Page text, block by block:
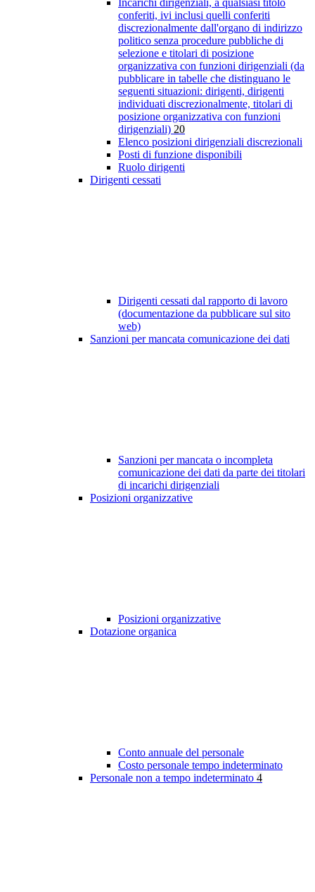
Incarichi dirigenziali, a qualsiasi titolo
conferiti, ivi inclusi quelli conferiti
discrezionalmente dall'organo di indirizzo
politico senza procedure pubbliche di
selezione e titolari di posizione
organizzativa con funzioni dirigenziali (da
pubblicare in tabelle che distinguano le
seguenti situazioni: dirigenti, dirigenti
individuati discrezionalmente, titolari di
posizione organizzativa con funzioni
dirigenziali) 20
Elenco posizioni dirigenziali discrezionali
Posti di funzione disponibili
Ruolo dirigenti
Dirigenti cessati
Dirigenti cessati dal rapporto di lavoro
(documentazione da pubblicare sul sito
web)
Sanzioni per mancata comunicazione dei dati
Sanzioni per mancata o incompleta
comunicazione dei dati da parte dei titolari
di incarichi dirigenziali
Posizioni organizzative
Posizioni organizzative
Dotazione organica
Conto annuale del personale
Costo personale tempo indeterminato
Personale non a tempo indeterminato 4